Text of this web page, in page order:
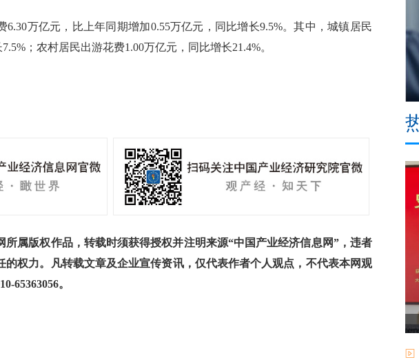
万亿元，比上年同期增加0.55万亿元，同比增长9.5%。其中，城镇居民
；农村居民出游花费1.00万亿元，同比增长21.4%。
属版权作品，转载时须获得授权并注明来源“中国产业经济信息网”，违者
的权力。凡转载文章及企业宣传资讯，仅代表作者个人观点，不代表本网观
65363056。